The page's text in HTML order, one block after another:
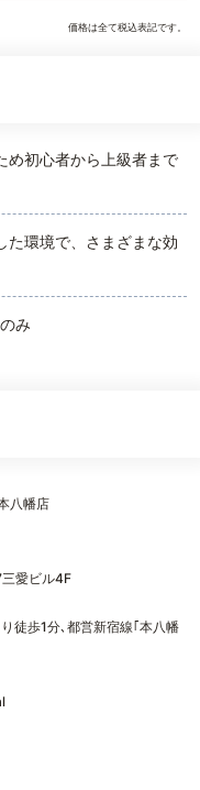
価格は全て税込表記です。
め初心者から上級者まで
た環境で、さまざまな効
み
八幡店
愛ビル4F
徒歩1分､都営新宿線｢本八幡